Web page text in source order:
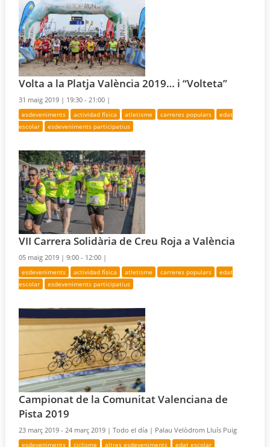
Volta a la Platja València 2019… i “Volteta”
31 maig 2019 | 19:30 - 21:00 |
esdeveniments actividad física atletisme carreres populars
edat
escolar
esdeveniments participatius
VII Carrera Solidària de Creu Roja a València
05 maig 2019 |9:00 - 12:00 |
esdeveniments actividad física atletisme carreres populars
edat
escolar
esdeveniments participatius
Campionat de la Comunitat Valenciana de
Pista 2019
23 març 2019 - 24 març 2019 |Todo el día | Palau Velòdrom Lluís Puig
esdeveniments ciclisme altres esdeveniments
edat escolar